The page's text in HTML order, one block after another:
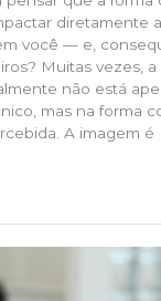
diretamente
você — e,
Muitas vezes,
não está
mas na forma
A imagem é